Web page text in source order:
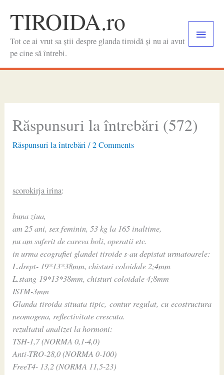
contentTIROIDA.ro
Tot ce ai vrut sa știi despre glanda tiroidă și nu ai avut
pe cine să întrebi.
Main
Răspunsuri la întrebări (572)
Răspunsuri la întrebări /2 Comments
scorokirja irina:
buna ziua,
am 25 ani, sex feminin, 53 kg la 165 inaltime,
nu am suferit de careva boli, operatii etc.
in urma ecografiei glandei tiroide s-au depistat urmatoarele:
L.drept- 19*13*38mm, chisturi coloidale 2;4mm
L.stang-19*13*38mm, chisturi coloidale 4;8mm
ISTM-3mm
Glanda tiroida situata tipic, contur regulat, cu ecostructura
neomogena, reflectivitate crescuta.
rezultatul analizei la hormoni:
TSH-1,7 (NORMA 0,1-4,0)
Anti-TRO-28,0 (NORMA 0-100)
FreeT4- 13,2 (NORMA 11,5-23)